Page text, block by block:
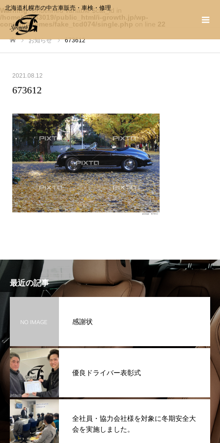
北海道札幌市の中古車販売・車検・修理
Warning: Undefined variable $cat_id in
/home/c0983019/public_html/i-growth.jp/wp-
content/themes/fake_tcd074/single.php on line 22
お知らせ 673612
2021.08.12
673612
最近の記事
感謝状
優良ドライバー表彰式
全社員・協力会社様を対象に冬期安全大
会を実施しました。